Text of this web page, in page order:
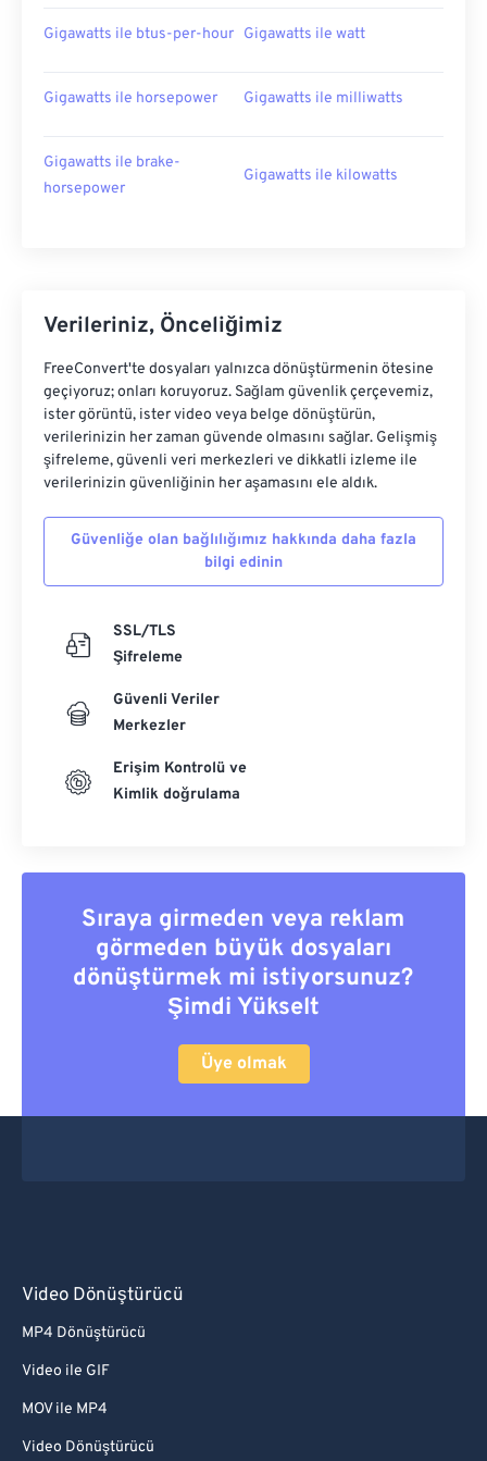
Gigawatts ile btus-per-hour Gigawatts ile watt
Gigawatts ile horsepower Gigawatts ile milliwatts
Gigawatts ile brake-
horsepower
Gigawatts ile kilowatts
Verileriniz, Önceliğimiz
FreeConvert'te dosyaları yalnızca dönüştürmenin ötesine
geçiyoruz; onları koruyoruz. Sağlam güvenlik çerçevemiz,
ister görüntü, ister video veya belge dönüştürün,
verilerinizin her zaman güvende olmasını sağlar. Gelişmiş
şifreleme, güvenli veri merkezleri ve dikkatli izleme ile
verilerinizin güvenliğinin her aşamasını ele aldık.
Güvenliğe olan bağlılığımız hakkında daha fazla
bilgi edinin
SSL/TLS
Şifreleme
Güvenli Veriler
Merkezler
Erişim Kontrolü ve
Kimlik doğrulama
Sıraya girmeden veya reklam
görmeden büyük dosyaları
dönüştürmek mi istiyorsunuz?
Şimdi Yükselt
Üye olmak
Video Dönüştürücü
MP4 Dönüştürücü
Video ile GIF
MOV ile MP4
Video Dönüştürücü